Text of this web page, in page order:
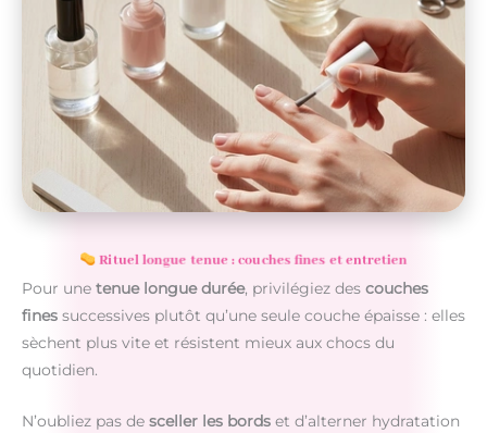
Rituel longue tenue : couches fines et entretien
Pour une tenue longue durée, privilégiez des couches
fines successives plutôt qu’une seule couche épaisse : elles
sèchent plus vite et résistent mieux aux chocs du
quotidien.
N’oubliez pas de sceller les bords et d’alterner hydratation